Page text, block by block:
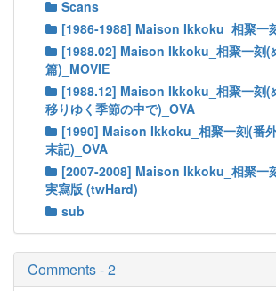
Scans
[1986-1988] Maison Ikkoku_相聚一
[1988.02] Maison Ikkoku_相聚一刻(
篇)_MOVIE
[1988.12] Maison Ikkoku_相聚一刻(
移りゆく季節の中で)_OVA
[1990] Maison Ikkoku_相聚一刻(番
末記)_OVA
[2007-2008] Maison Ikkoku_相聚一
実寫版 (twHard)
sub
Comments - 2